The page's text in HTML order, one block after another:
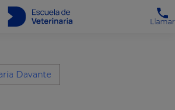
Llamar
Davante